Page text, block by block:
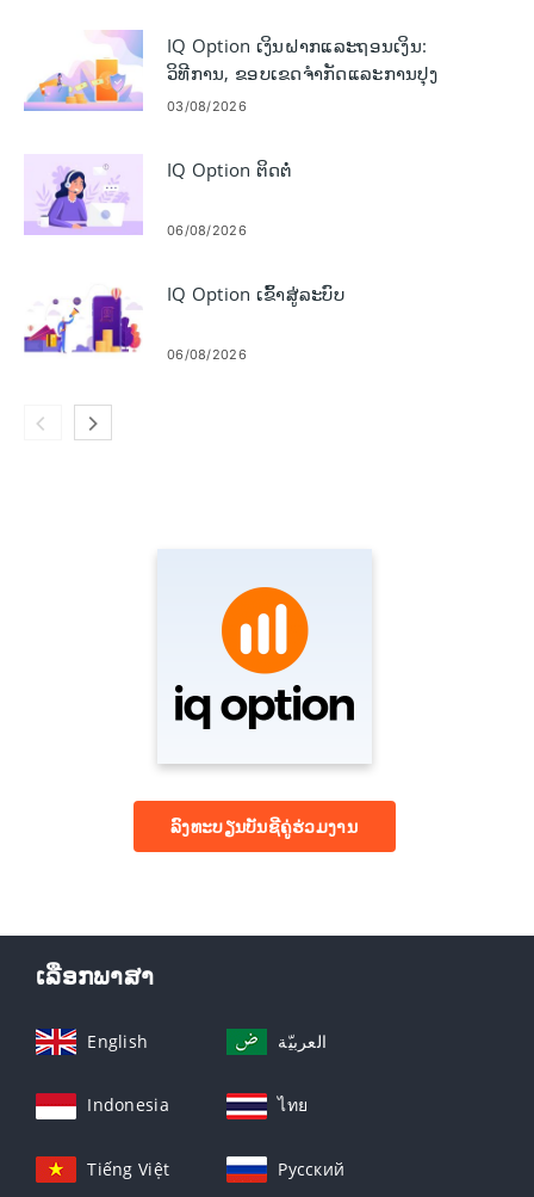
IQ Option ເງິນຝາກແລະຖອນເງິນ:
ວິທີການ, ຂອບເຂດຈໍາກັດແລະການປຸງ
ແຕ່ງ
03/08/2026
IQ Option ຕິດຕໍ່
06/08/2026
IQ Option ເຂົ້າສູ່ລະບົບ
06/08/2026
ລົງທະບຽນບັນຊີຄູ່ຮ່ວມງານ
ເລືອກພາສາ
English العربيّة
Indonesia ไทย
Tiếng Việt Русский